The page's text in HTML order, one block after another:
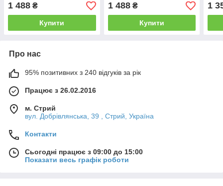
1 488 ₴
Купити
1 488₴
Купити
1
Про нас
95% позитивних з 240 відгуків за рік
Працює з 26.02.2016
м. Стрий
вул. Добрівлянська, 39 , Стрий, Україна
Контакти
Сьогодні працює з 09:00 до 15:00
Показати весь графік роботи